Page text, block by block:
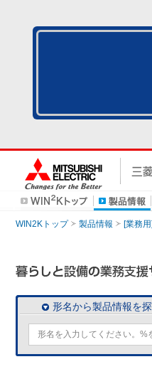
WIN2Kトップ 製品情報 [業務
形名から製品情報を